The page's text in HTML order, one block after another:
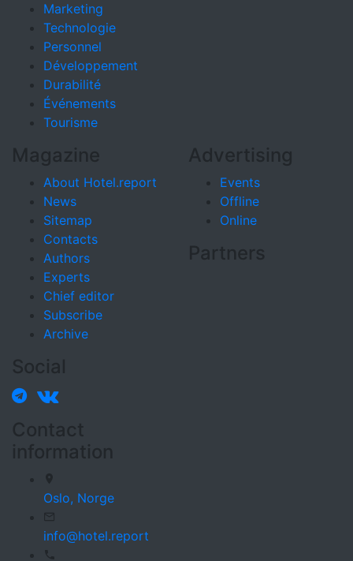
Marketing
Technologie
Personnel
Développement
Durabilité
Événements
Tourisme
Magazine
About Hotel.report
News
Sitemap
Contacts
Authors
Experts
Chief editor
Subscribe
Archive
Advertising
Events
Offline
Online
Partners
Social
Contact
information
Oslo, Norge
info@hotel.report